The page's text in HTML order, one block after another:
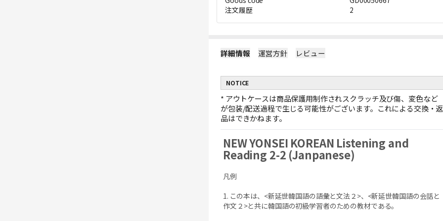
注文履歴
2
詳細情報 運営方針 レビュー
NOTICE
* アウトケースは商品保護用制作されスクラッチ及び傷、変色など
が包装/配送過程で生じる可能性がございます。これによる交換・返
品はできかねます。
NEW YONSEI KOREAN Listening and
Reading 2-2 (Janpanese)
凡例
1. この本は、<新延世韓国語の語彙と文法２>、<新延世韓国語の会話と
作文２>と共に韓国語の初級学習者のための教材である。